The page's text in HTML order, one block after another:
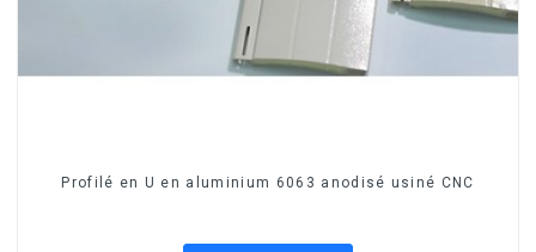
Profilé en U en aluminium 6063 anodisé usiné CNC